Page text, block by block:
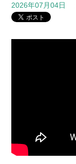
2026年07月04日